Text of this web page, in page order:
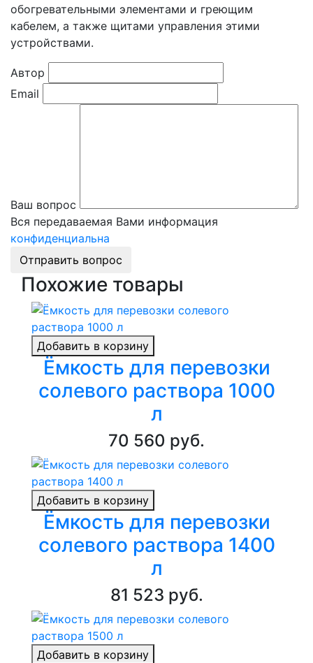
обогревательными элементами и греющим
кабелем, а также щитами управления этими
устройствами.
Автор
Email
Ваш вопрос
Вся передаваемая Вами информация
конфиденциальна
Отправить вопрос
Похожие товары
Добавить в корзину
Ёмкость для перевозки
солевого раствора 1000
л
70 560 руб.
Добавить в корзину
Ёмкость для перевозки
солевого раствора 1400
л
81 523 руб.
Добавить в корзину